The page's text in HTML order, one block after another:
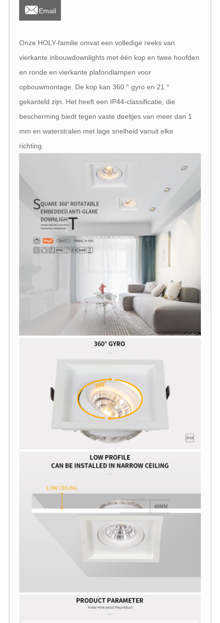
Email
Onze HOLY-familie omvat een volledige reeks van
vierkante inbouwdownlights met één kop en twee hoofden
en ronde en vierkante plafondlampen voor
opbouwmontage. De kop kan 360 ° gyro en 21 °
gekanteld zijn. Het heeft een IP44-classificatie, die
bescherming biedt tegen vaste deeltjes van meer dan 1
mm en waterstralen met lage snelheid vanuit elke
richting.